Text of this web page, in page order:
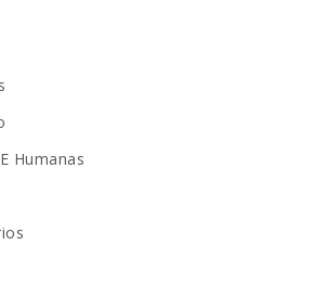
Humanas